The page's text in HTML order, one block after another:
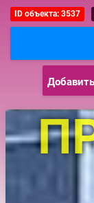
ID объекта: 3537